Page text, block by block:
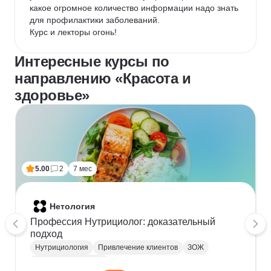
какое огромное количество информации надо знать
для профилактики заболеваний.
Курс и лекторы огонь!
Интересные курсы по
направлению «Красота и
здоровье»
5.00 2 7 мес
Нетология
Профессия Нутрициолог: доказательный
подход
Нутрициология Привлечение клиентов
ЗОЖ